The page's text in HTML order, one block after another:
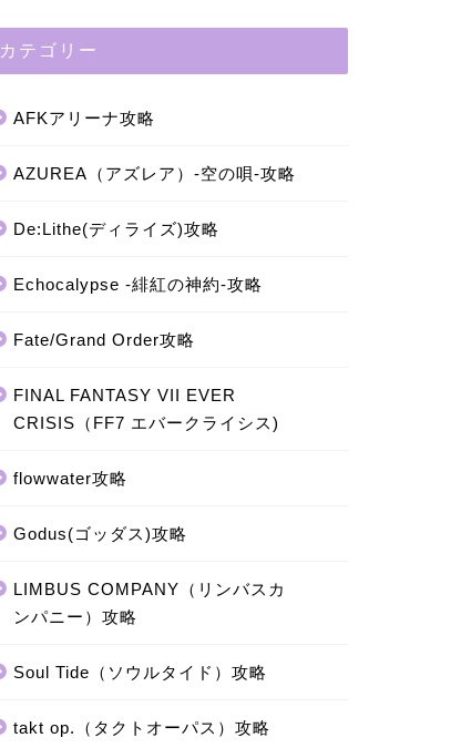
カテゴリー
AFKアリーナ攻略
AZUREA（アズレア）-空の唄-攻略
De:Lithe(ディライズ)攻略
Echocalypse -緋紅の神約-攻略
Fate/Grand Order攻略
FINAL FANTASY VII EVER
CRISIS（FF7 エバークライシス)
flowwater攻略
Godus(ゴッダス)攻略
LIMBUS COMPANY（リンバスカ
ンパニー）攻略
Soul Tide（ソウルタイド）攻略
takt op.（タクトオーパス）攻略